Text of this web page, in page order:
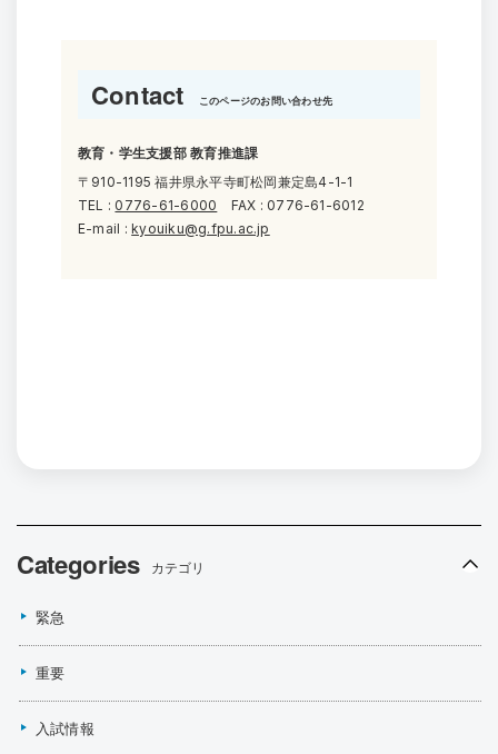
Contact このページのお問い合わせ先
教育・学生支援部 教育推進課
〒910-1195 福井県永平寺町松岡兼定島4-1-1
TEL : 0776-61-6000 FAX : 0776-61-6012
E-mail :kyouiku@g.fpu.ac.jp
Categories カテゴリ
緊急
重要
入試情報